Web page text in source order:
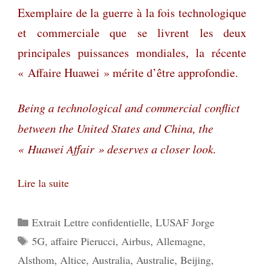
Exemplaire de la guerre à la fois technologique
et commerciale que se livrent les deux
principales puissances mondiales, la récente
« Affaire Huawei » mérite d’être approfondie.
Being a technological and commercial conflict
between the United States and China, the
« Huawei Affair » deserves a closer look.
Lire la suite
Catégories
Extrait Lettre confidentielle, LUSAF Jorge
Étiquettes
5G, affaire Pierucci, Airbus, Allemagne,
Alsthom, Altice, Australia, Australie, Beijing,